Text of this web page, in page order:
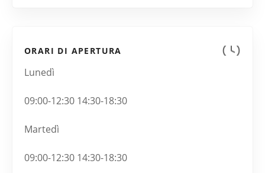
ORARI DI APERTURA
Lunedì
09:00-12:30 14:30-18:30
Martedì
09:00-12:30 14:30-18:30